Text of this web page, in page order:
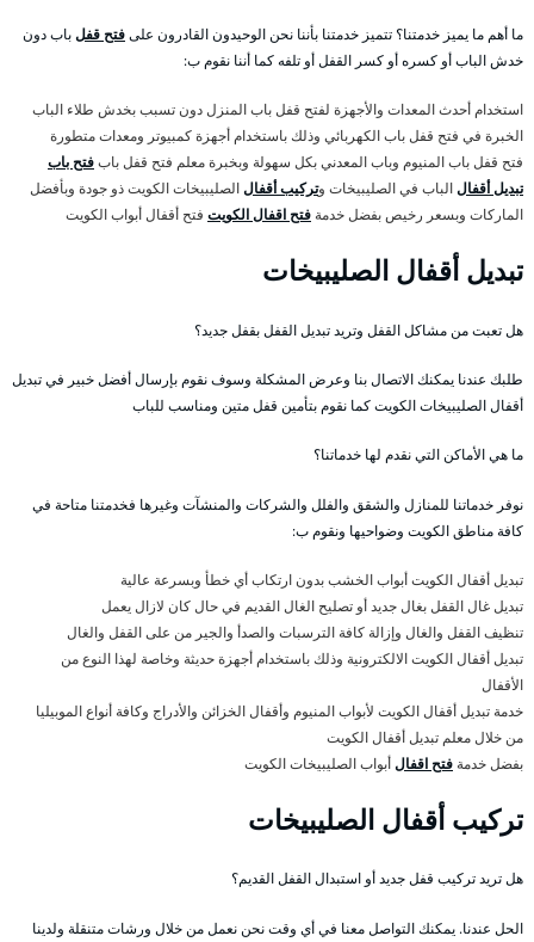
ما أهم ما يميز خدمتنا؟ تتميز خدمتنا بأننا نحن الوحيدون القادرون علىفتح قفلباب دون
خدش الباب أو كسره أو كسر القفل أو تلفه كما أننا نقوم ب:
استخدام أحدث المعدات والأجهزة لفتح قفل باب المنزل دون تسبب بخدش طلاء الباب
الخبرة في فتح قفل باب الكهربائي وذلك باستخدام أجهزة كمبيوتر ومعدات متطورة
فتح قفل باب المنيوم وباب المعدني بكل سهولة وبخبرة معلم فتح قفل بابفتح باب
تبديل أقفالالباب في الصليبيخات وتركيب أقفالالصليبيخات الكويت ذو جودة وبأفضل
الماركات وبسعر رخيص بفضل خدمة فتح اقفال الكويت فتح أقفال أبواب الكويت
تبديل أقفال الصليبيخات
هل تعبت من مشاكل القفل وتريد تبديل القفل بقفل جديد؟
طلبك عندنا يمكنك الاتصال بنا وعرض المشكلة وسوف نقوم بإرسال أفضل خبير في تبديل
أقفال الصليبيخات الكويت كما نقوم بتأمين قفل متين ومناسب للباب
ما هي الأماكن التي نقدم لها خدماتنا؟
نوفر خدماتنا للمنازل والشقق والفلل والشركات والمنشآت وغيرها فخدمتنا متاحة في
كافة مناطق الكويت وضواحيها ونقوم ب:
تبديل أقفال الكويت أبواب الخشب بدون ارتكاب أي خطأ وبسرعة عالية
تبديل غال القفل بغال جديد أو تصليح الغال القديم في حال كان لازال يعمل
تنظيف القفل والغال وإزالة كافة الترسبات والصدأ والجير من على القفل والغال
تبديل أقفال الكويت الالكترونية وذلك باستخدام أجهزة حديثة وخاصة لهذا النوع من
الأقفال
خدمة تبديل أقفال الكويت لأبواب المنيوم وأقفال الخزائن والأدراج وكافة أنواع الموبيليا
من خلال معلم تبديل أقفال الكويت
بفضل خدمة فتح اقفالأبواب الصليبيخات الكويت
تركيب أقفال الصليبيخات
هل تريد تركيب قفل جديد أو استبدال القفل القديم؟
الحل عندنا. يمكنك التواصل معنا في أي وقت نحن نعمل من خلال ورشات متنقلة ولدينا